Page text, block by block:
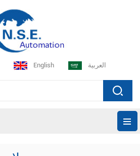
English العربية